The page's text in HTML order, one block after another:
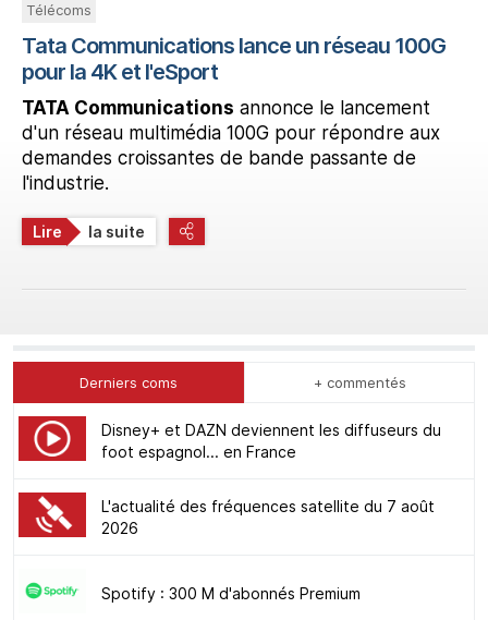
Télécoms
Tata Communications lance un réseau 100G
pour la 4K et l'eSport
TATA Communications annonce le lancement
d'un réseau multimédia 100G pour répondre aux
demandes croissantes de bande passante de
l'industrie.
Lire la suite
Derniers coms + commentés
Disney+ et DAZN deviennent les diffuseurs du
foot espagnol... en France
L'actualité des fréquences satellite du 7 août
2026
Spotify : 300 M d'abonnés Premium